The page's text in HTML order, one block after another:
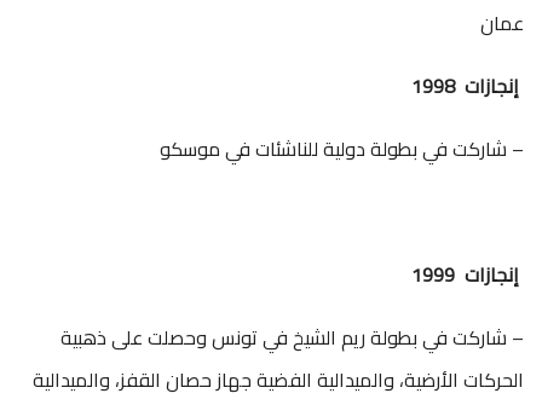
عمان
إنجازات 1998
– شاركت في بطولة دولية للناشئات في موسكو
إنجازات 1999
– شاركت في بطولة ريم الشيخ في تونس وحصلت على ذهبية
الحركات الأرضية، والميدالية الفضية جهاز حصان القفز، والميدالية